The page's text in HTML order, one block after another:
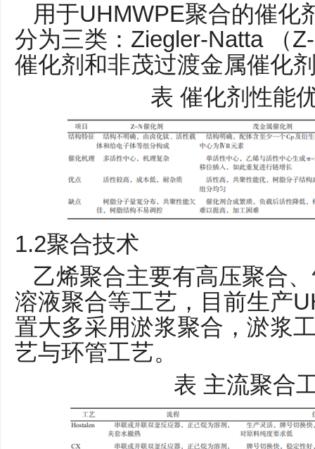
用于UHMWPE聚合的催化
分为三类： Ziegler-Natta （
催化剂和非茂过渡金属催化
表 催化剂性能
1.2聚合技术
乙烯聚合主要有高压聚合
溶液聚合等工艺，目前生产
置大多采用淤浆聚合，淤浆
艺与环管工艺。
表 主流聚合